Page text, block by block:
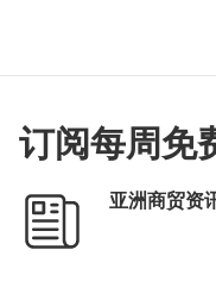
订阅每周免
亚洲商贸资